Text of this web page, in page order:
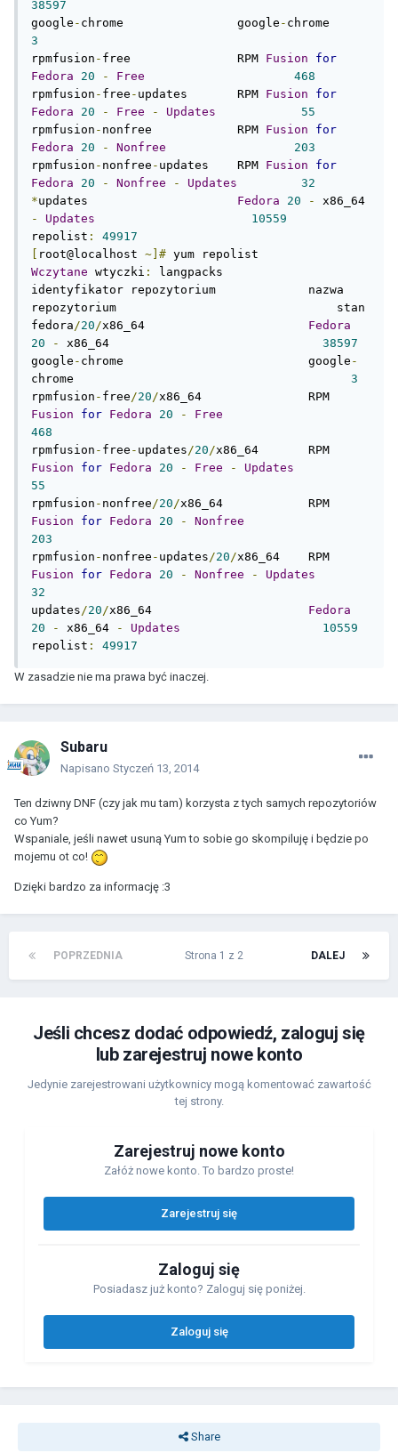
38597
google - chrome                google -
3
rpmfusion - free               RPM Fusion
for
Fedora
20 - Free
468
rpmfusion - free - updates       RPM Fusion
for
Fedora
20 - Free - Updates
55
rpmfusion - nonfree            RPM Fusion
for
Fedora
20 - Nonfree
203
rpmfusion - nonfree - updates    RPM Fusion
for
Fedora
20 - Nonfree - Updates
32
*updates Fedora 20 -
-
Updates
10559
repolist :
49917
root@localhost ~]#
Wczytane wtyczki :
langpacks
identyfikator repozytorium             nazwa
repozytorium                               stan
fedora/20/x86_64 Fedora
20
- x86_64 38597
google - chrome                          google -
chrome 3
rpmfusion - free/20/
Fusion
for Fedora 20 -
Free
468
rpmfusion - free - updates/20/
Fusion
for Fedora 20 - Free -
Updates
55
rpmfusion - nonfree/20/
Fusion
for Fedora 20 -
Nonfree
203
rpmfusion - nonfree - updates/20/
Fusion
for Fedora 20 - Nonfree -
Updates
32
updates/20/x86_64 Fedora
20
- x86_64 - Updates
10559
repolist : 49917
W zasadzie nie ma prawa być inaczej.
Subaru
Napisano Styczeń 13, 2014
Ten dziwny DNF (czy jak mu tam) korzysta z tych samych repozytoriów
co Yum?
Wspaniale, jeśli nawet usuną Yum to sobie go skompiluję i będzie po
mojemu ot co!
Dzięki bardzo za informację :3
POPRZEDNIA DALEJ
Strona 1 z 2
Jeśli chcesz dodać odpowiedź, zaloguj się
lub zarejestruj nowe konto
Jedynie zarejestrowani użytkownicy mogą komentować zawartość
tej strony.
Zarejestruj nowe konto
Załóż nowe konto. To bardzo proste!
Zarejestruj się
Zaloguj się
Posiadasz już konto? Zaloguj się poniżej.
Zaloguj się
Share